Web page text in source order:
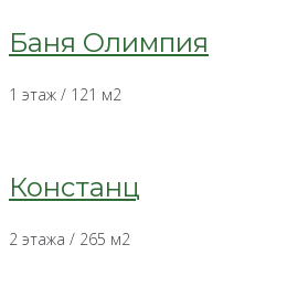
Баня Олимпия
1 этаж / 121 м2
Констанц
2 этажа / 265 м2